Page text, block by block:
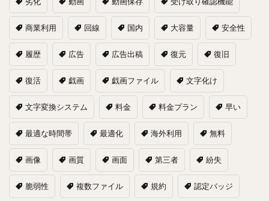
商業利用 回線 国内 大容量 安全性
履歴 広告 広告出稿 復元 復旧
復活 戯画 戯画ファイル 文字化け
文字変換システム 料金 料金プラン 早い
最適な時間帯 最適化 海外利用 無料
画像 画質 画面 第三者 紛失
脆弱性 複数ファイル 規約 認定バッジ